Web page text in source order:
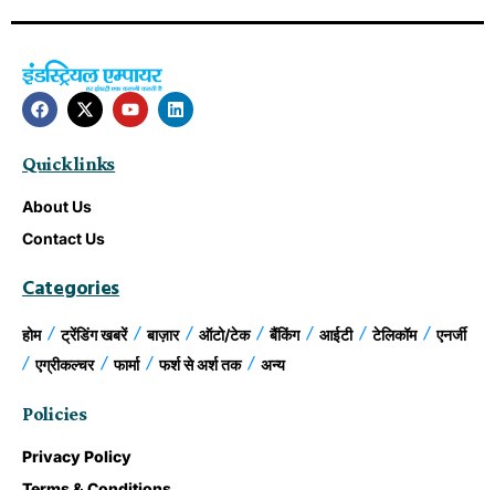
Quick links
About Us
Contact Us
Categories
होम ट्रेंडिंग खबरें बाज़ार ऑटो/टेक बैंकिंग आईटी टेलिकॉम
एनर्जी
एग्रीकल्चर
फार्मा फर्श से अर्श तक अन्य
Policies
Privacy Policy